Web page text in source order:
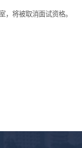
将被取消面试资格。